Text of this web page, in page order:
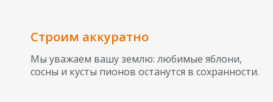
Строим аккуратно
Мы уважаем вашу землю: любимые яблони,
сосны и кусты пионов останутся в сохранности.